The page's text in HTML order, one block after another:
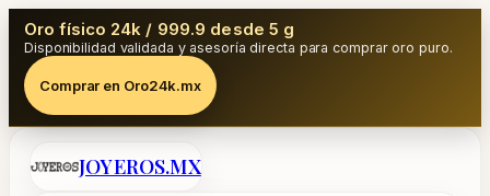
Oro físico 24k / 999.9 desde 5 g
Disponibilidad validada y asesoría directa para comprar oro puro.
Comprar en Oro24k.mx
Saltar
JOYEROS.MX